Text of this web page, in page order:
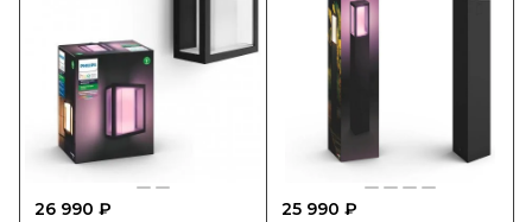
26 990 ₽ 25 990 ₽